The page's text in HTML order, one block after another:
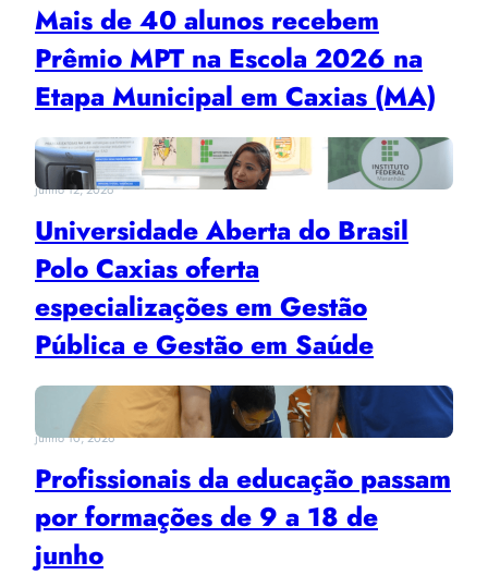
Mais de 40 alunos recebem
Prêmio MPT na Escola 2026 na
Etapa Municipal em Caxias (MA)
junho 12, 2026
Universidade Aberta do Brasil
Polo Caxias oferta
especializações em Gestão
Pública e Gestão em Saúde
junho 10, 2026
Profissionais da educação passam
por formações de 9 a 18 de
junho